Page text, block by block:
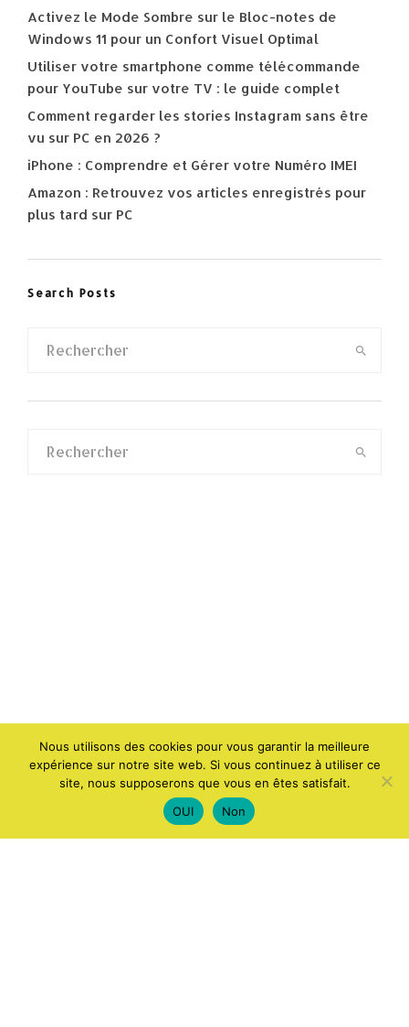
Activez le Mode Sombre sur le Bloc-notes de
Windows 11 pour un Confort Visuel Optimal
Utiliser votre smartphone comme télécommande
pour YouTube sur votre TV : le guide complet
Comment regarder les stories Instagram sans être
vu sur PC en 2026 ?
iPhone : Comprendre et Gérer votre Numéro IMEI
Amazon : Retrouvez vos articles enregistrés pour
plus tard sur PC
Search Posts
Nous utilisons des cookies pour vous garantir la meilleure
expérience sur notre site web. Si vous continuez à utiliser ce
site, nous supposerons que vous en êtes satisfait.
OUI
Non